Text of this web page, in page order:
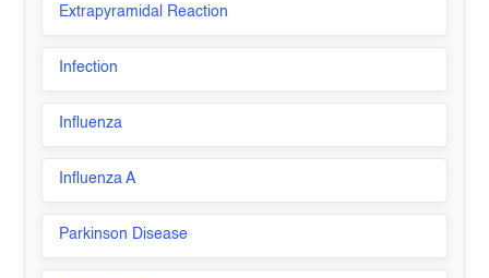
Extrapyramidal Reaction
Infection
Influenza
Influenza A
Parkinson Disease